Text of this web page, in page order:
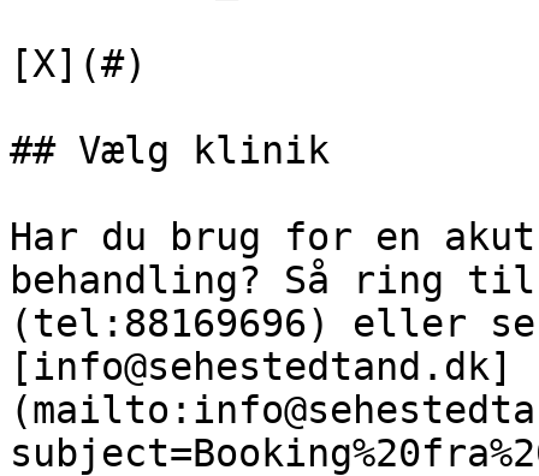
[X](#)
## Vælg klinik
Har du brug for en
behandling? Så ring
(tel:88169696) eller
[info@sehestedtand.dk]